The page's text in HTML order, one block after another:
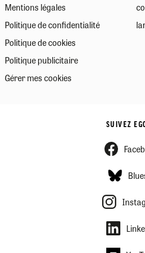
Mentions légales
Politique de confidentialité
Politique de cookies
Politique publicitaire
Gérer mes cookies
SUIVEZ